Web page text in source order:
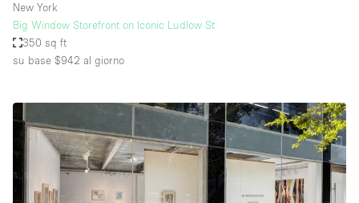
New York
Big Window Storefront on Iconic Ludlow St
350 sq ft
su base $942 al giorno